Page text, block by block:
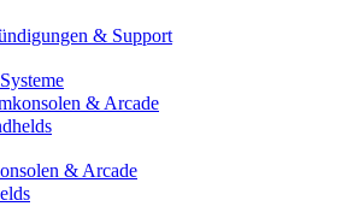
& Support
& Arcade
& Arcade